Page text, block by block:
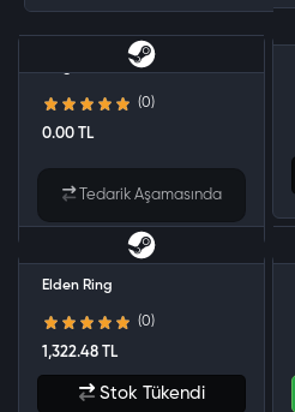
Kingdom Come Deliverance II
(0)
0.00 TL
Tedarik Aşamasında
Elden Ring
(0)
1,322.48 TL
Stok Tükendi